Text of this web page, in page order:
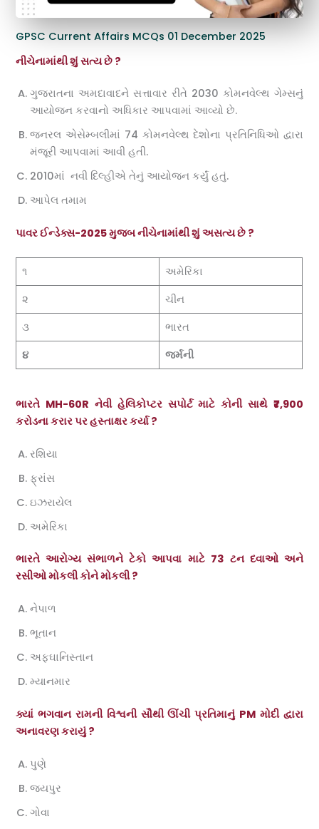
GPSC Current Affairs MCQs 01 December 2025
નીચેનામાંથી શું સત્ય છે ?
ગુજરાતના અમદાવાદને સત્તાવાર રીતે 2030 કોમનવેલ્થ ગેમ્સનું
આયોજન કરવાનો અધિકાર આપવામાં આવ્યો છે.
જનરલ એસેમ્બલીમાં 74 કોમનવેલ્થ દેશોના પ્રતિનિધિઓ દ્વારા
મંજૂરી આપવામાં આવી હતી.
2010માં નવી દિલ્હીએ તેનું આયોજન કર્યું હતું.
આપેલ તમામ
પાવર ઈન્ડેક્સ-2025 મુજબ નીચેનામાંથી શું અસત્ય છે ?
૧
અમેરિકા
૨
ચીન
૩
ભારત
૪
જર્મની
ભારતે MH-60R નેવી હેલિકોપ્ટર સપોર્ટ માટે કોની સાથે ₹7,900
કરોડના કરાર પર હસ્તાક્ષર કર્યા ?
રશિયા
ફ્રાંસ
ઇઝરાયેલ
અમેરિકા
ભારતે આરોગ્ય સંભાળને ટેકો આપવા માટે 73 ટન દવાઓ અને
રસીઓ મોકલી કોને મોકલી ?
નેપાળ
ભૂતાન
અફઘાનિસ્તાન
મ્યાનમાર
ક્યાં ભગવાન રામની વિશ્વની સૌથી ઊંચી પ્રતિમાનું PM મોદી દ્વારા
અનાવરણ કરાયું ?
પુણે
જયપુર
ગોવા